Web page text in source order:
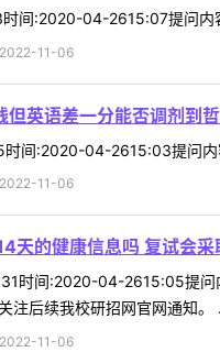
间:2020-04-2615:07提问内
11-06
英语差一分能否调剂到
间:2020-04-2615:03提问内
11-06
天的健康信息吗 复试会采
时间:2020-04-2615:05提问
注后续我校研招网官网通知。
11-06